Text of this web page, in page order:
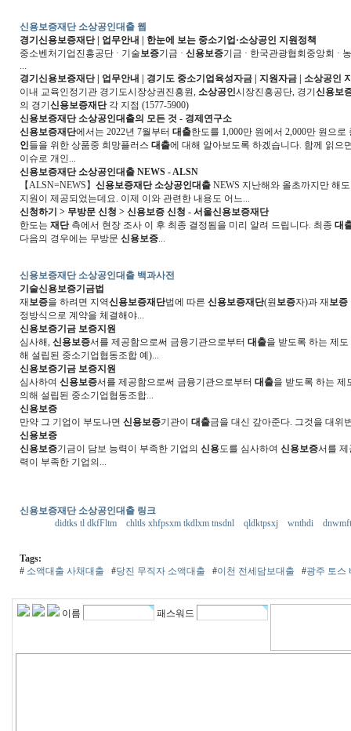
신용보증재단 소상공인대출 웹
경기 신용보증재단| 업무안내 | 한눈에 보는 중소기업·소상공인 지원정책
중소벤처기업진흥공단 · 기술보증기금 · 신용보증기금 · 한국관광협회중앙회 ·
...
경기 신용보증재단| 업무안내 | 경기도 중소기업육성자금 | 지원자금 | 소상공인
이내 교육인정기관 경기도시장상권진흥원, 소상공인시장진흥공단, 경기 신용보
의 경기 신용보증재단각 지점 (1577-5900)
신용보증재단 소상공인대출의 모든 것 - 경제연구소
신용보증재단에서는 2022년 7월부터 대출한도를 1,000만 원에서 2,000만 원으
인들을 위한 상품중 희망플러스 대출에 대해 알아보도록 하겠습니다. 함께 읽으
이슈로 개인...
신용보증재단 소상공인대출 NEWS - ALSN
【ALSN=NEWS】 신용보증재단 소상공인대출 NEWS 지난해와 올초까지만 해
지원이 제공되었는데요. 이제 이와 관련한 내용도 어느...
신청하기 > 무방문 신청 > 신용보증 신청 - 서울신용보증재단
한도는 재단측에서 현장 조사 이 후 최종 결정됨을 미리 알려 드립니다. 최종 대
다음의 경우에는 무방문 신용보증...
신용보증재단 소상공인대출 백과사전
기술신용보증기금법
재 보증을 하려면 지역신용보증재단법에 따른 신용보증재단(원 보증자)과 재 보증
정방식으로 계약을 체결해야...
신용보증기금 보증지원
심사해, 신용보증서를 제공함으로써 금융기관으로부터 대출을 받도록 하는 제도
해 설립된 중소기업협동조합 예)...
신용보증기금 보증지원
심사하여 신용보증서를 제공함으로써 금융기관으로부터 대출을 받도록 하는 제
의해 설립된 중소기업협동조합...
신용보증
만약 그 기업이 부도나면 신용보증기관이 대출금을 대신 갚아준다. 그것을 대위
신용보증
신용보증기금이 담보 능력이 부족한 기업의 신용도를 심사하여 신용보증서를
력이 부족한 기업의...
신용보증재단 소상공인대출 링크
didtks tl dkfFltm
chltls xhfpsxm tkdlxm tnsdnl qldktpsxj wnthdi
Tags:
# 소액대출 사채대출 #당진 무직자 소액대출 #이천 전세담보대출 #광주 토스
이름 패스워드